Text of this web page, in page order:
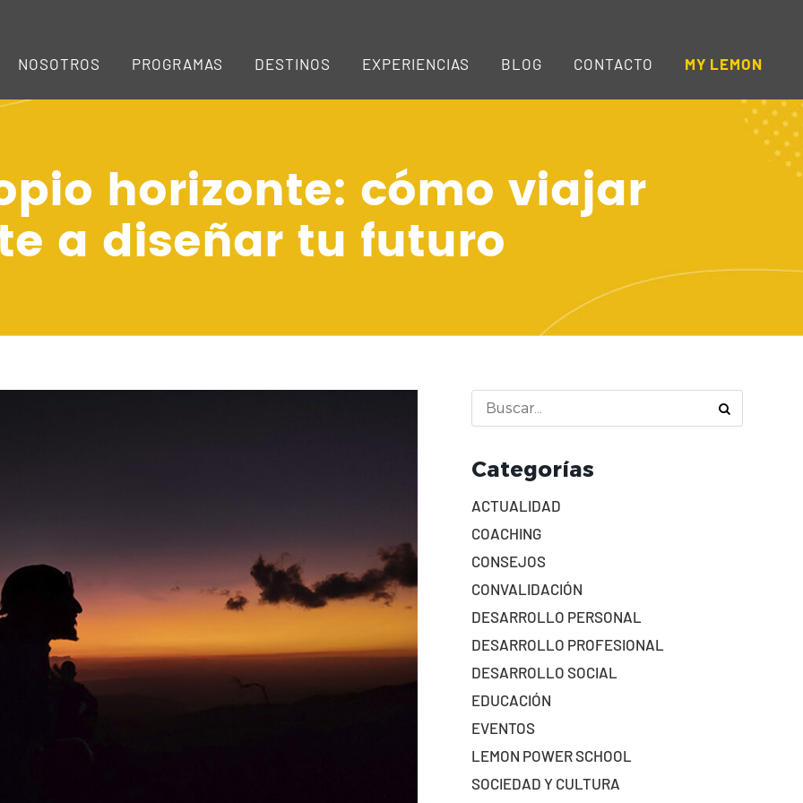
NOSOTROS PROGRAMAS DESTINOS EXPERIENCIAS BLOG CONTACTO MY LEMON
horizonte: cómo viajar
a diseñar tu futuro
Categorías
ACTUALIDAD
COACHING
CONSEJOS
CONVALIDACIÓN
DESARROLLO PERSONAL
DESARROLLO PROFESIONAL
DESARROLLO SOCIAL
EDUCACIÓN
EVENTOS
LEMON POWER SCHOOL
SOCIEDAD Y CULTURA